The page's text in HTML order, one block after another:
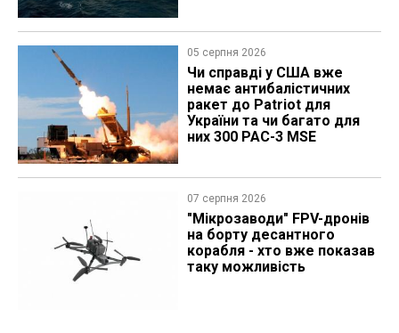
05 серпня 2026
Чи справді у США вже
немає антибалістичних
ракет до Patriot для
України та чи багато для
них 300 PAC-3 MSE
07 серпня 2026
"Мікрозаводи" FPV-дронів
на борту десантного
корабля - хто вже показав
таку можливість